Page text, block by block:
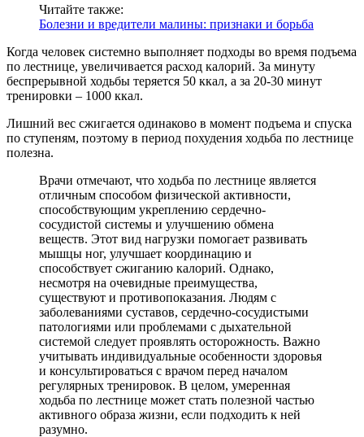
Читайте также:
Болезни и вредители малины: признаки и борьба
Когда человек системно выполняет подходы во время подъема
по лестнице, увеличивается расход калорий. За минуту
беспрерывной ходьбы теряется 50 ккал, а за 20-30 минут
тренировки ‒ 1000 ккал.
Лишний вес сжигается одинаково в момент подъема и спуска
по ступеням, поэтому в период похудения ходьба по лестнице
полезна.
Врачи отмечают, что ходьба по лестнице является
отличным способом физической активности,
способствующим укреплению сердечно-
сосудистой системы и улучшению обмена
веществ. Этот вид нагрузки помогает развивать
мышцы ног, улучшает координацию и
способствует сжиганию калорий. Однако,
несмотря на очевидные преимущества,
существуют и противопоказания. Людям с
заболеваниями суставов, сердечно-сосудистыми
патологиями или проблемами с дыхательной
системой следует проявлять осторожность. Важно
учитывать индивидуальные особенности здоровья
и консультироваться с врачом перед началом
регулярных тренировок. В целом, умеренная
ходьба по лестнице может стать полезной частью
активного образа жизни, если подходить к ней
разумно.